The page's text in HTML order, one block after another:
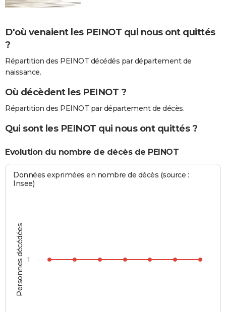
D'où venaient les PEINOT qui nous ont quittés
?
Répartition des PEINOT décédés par département de
naissance.
Où décèdent les PEINOT ?
Répartition des PEINOT par département de décès.
Qui sont les PEINOT qui nous ont quittés ?
Evolution du nombre de décès de PEINOT
Personnes décédées
Données exprimées en nombre de décès (source :
Insee)
1